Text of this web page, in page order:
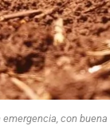
emergencia, con